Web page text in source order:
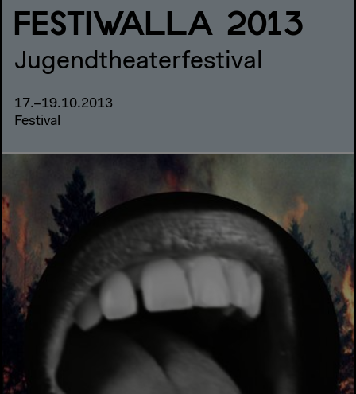
FESTIWALLA 2013
Jugendtheaterfestival
17.–19.10.2013
Festival